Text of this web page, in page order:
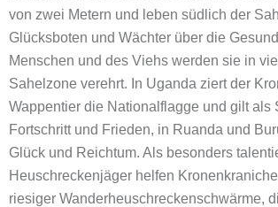
von zwei Metern und leben südlich der
Glücksboten und Wächter über die
Menschen und des Viehs werden sie in
Sahelzone verehrt. In Uganda ziert der
Wappentier die Nationalflagge und gilt als
Fortschritt und Frieden, in Ruanda und
Glück und Reichtum. Als besonders
Heuschreckenjäger helfen
riesiger Wanderheuschreckenschwärme,